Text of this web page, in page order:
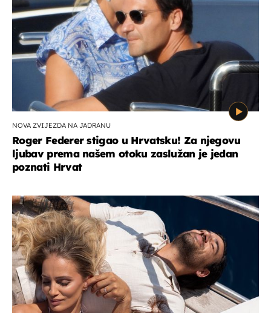
NOVA ZVIJEZDA NA JADRANU
Roger Federer stigao u Hrvatsku! Za njegovu
ljubav prema našem otoku zaslužan je jedan
poznati Hrvat